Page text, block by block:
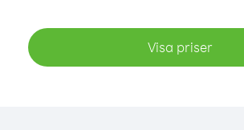
Visa priser